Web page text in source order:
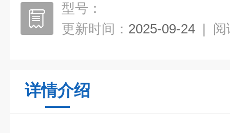
型号：
更新时间： 2025-09-24 | 阅
详情介绍